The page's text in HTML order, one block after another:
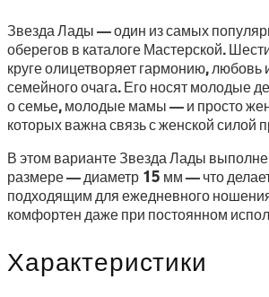
Звезда Лады — один из самых
оберегов в каталоге Мастерской.
круге олицетворяет гармонию, любовь
семейного очага. Его носят молодые
о семье, молодые мамы — и просто
которых важна связь с женской силой
В этом варианте Звезда Лады
размере — диаметр 15 мм — что
подходящим для ежедневного
комфортен даже при постоянном
Характеристики